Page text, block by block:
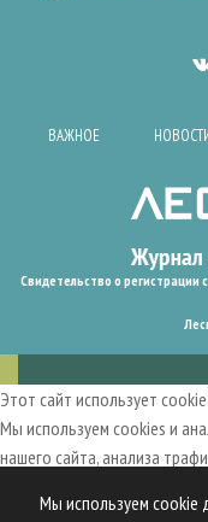
Мы используем cookie
ВАЖНОЕ
Свидетельство о
Этот сайт использует
Мы используем cookies и
нашего сайта, анализа
пользовательский опыт